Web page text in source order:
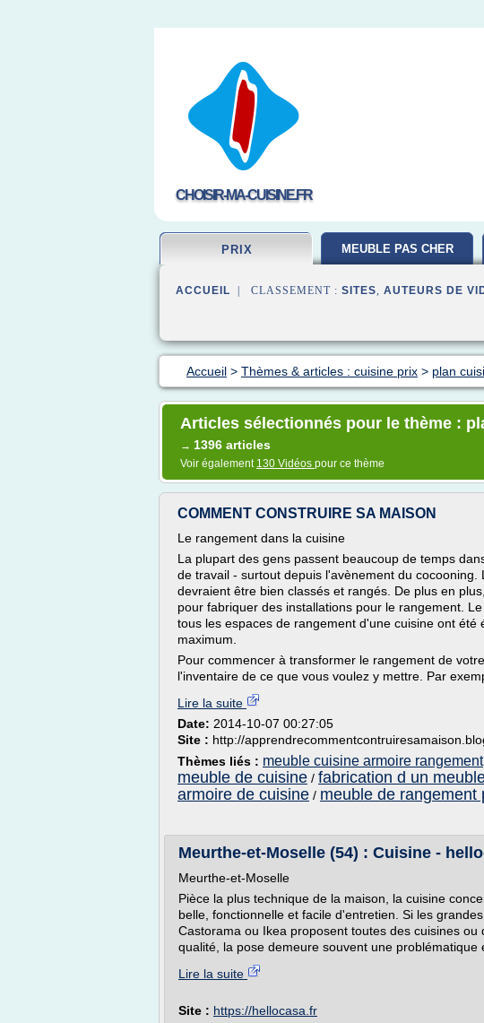
CHOISIR-MA-CUISINE.FR
PRIX MEUBLE PAS CHER
ACCUEIL | CLASSEMENT : SITES, AUTEURS DE
Accueil > Thèmes & articles : cuisine prix > plan
Articles sélectionnés pour le thème :
→ 1396 articles
Voir également 130 Vidéos pour ce thème
COMMENT CONSTRUIRE SA MAISON
Le rangement dans la cuisine
La plupart des gens passent beaucoup de temps
de travail - surtout depuis l'avènement du
devraient être bien classés et rangés. De plus en
pour fabriquer des installations pour le rangement.
tous les espaces de rangement d'une cuisine ont été
maximum.
Pour commencer à transformer le rangement de
l'inventaire de ce que vous voulez y mettre. Par
Lire la suite
Date: 2014-10-07 00:27:05
Site : http://
Thèmes liés : meuble cuisine armoire rangement
meuble de cuisine / fabrication d un
armoire de cuisine / meuble de rangement
Meurthe-et-Moselle (54) : Cuisine -
Meurthe-et-Moselle
Pièce la plus technique de la maison, la cuisine
belle, fonctionnelle et facile d'entretien. Si les
Castorama ou Ikea proposent toutes des cuisines
qualité, la pose demeure souvent une problématique
Lire la suite
Site : https://hellocasa.fr